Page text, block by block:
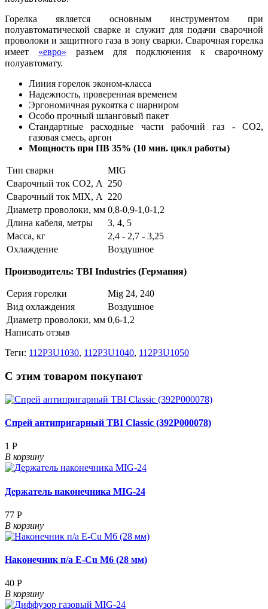
Горелка является основным инструментом при
полуавтоматической сварке и служит для подачи сварочной
проволоки и защитного газа в зону сварки. Сварочная горелка
имеет «евро» разъем для подключения к сварочному
полуавтомату.
Линия горелок эконом-класса
Надежность, проверенная временем
Эргономичная рукоятка с шарниром
Особо прочный шланговый пакет
Стандартные расходные части рабочий газ - CO2,
газовая смесь, аргон
Мощность при ПВ 35% (10 мин. цикл работы)
Тип сварки
MIG
Сварочный ток CO2, А
250
Сварочный ток MIX, А
220
Диаметр проволоки, мм 0,8-0,9-1,0-1,2
Длина кабеля, метры
3, 4, 5
Масса, кг
2,4 - 2,7 - 3,25
Охлаждение
Воздушное
Производитель: TBI Industries (Германия)
Серия горелки
Mig 24, 240
Вид охлаждения
Воздушное
Диаметр проволоки, мм 0,6-1,2
Написать отзыв
Теги: 112P3U1030, 112P3U1040, 112P3U1050
С этим товаром покупают
Спрей антипригарный TBI Classic (392P000078)
1 Р
В корзину
Держатель наконечника MIG-24
77 Р
В корзину
Наконечник п/а E-Cu М6 (28 мм)
40 Р
В корзину